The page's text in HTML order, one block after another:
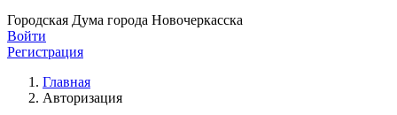
Городская Дума города Новочеркасска
Войти
Регистрация
Главная
Авторизация